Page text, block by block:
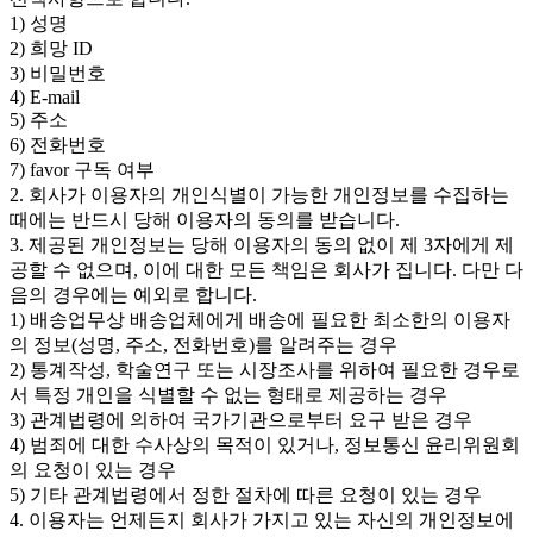
1) 성명
2) 희망 ID
3) 비밀번호
4) E-mail
5) 주소
6) 전화번호
7) favor 구독 여부
2. 회사가 이용자의 개인식별이 가능한 개인정보를 수집하는
때에는 반드시 당해 이용자의 동의를 받습니다.
3. 제공된 개인정보는 당해 이용자의 동의 없이 제 3자에게 제
공할 수 없으며, 이에 대한 모든 책임은 회사가 집니다. 다만 다
음의 경우에는 예외로 합니다.
1) 배송업무상 배송업체에게 배송에 필요한 최소한의 이용자
의 정보(성명, 주소, 전화번호)를 알려주는 경우
2) 통계작성, 학술연구 또는 시장조사를 위하여 필요한 경우로
서 특정 개인을 식별할 수 없는 형태로 제공하는 경우
3) 관계법령에 의하여 국가기관으로부터 요구 받은 경우
4) 범죄에 대한 수사상의 목적이 있거나, 정보통신 윤리위원회
의 요청이 있는 경우
5) 기타 관계법령에서 정한 절차에 따른 요청이 있는 경우
4. 이용자는 언제든지 회사가 가지고 있는 자신의 개인정보에